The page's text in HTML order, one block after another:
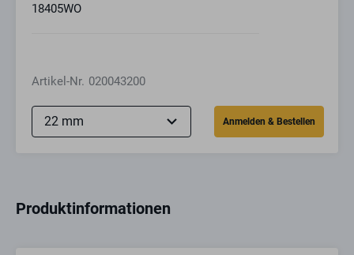
18405WO
Artikel-Nr. 020043200
Produktinformationen